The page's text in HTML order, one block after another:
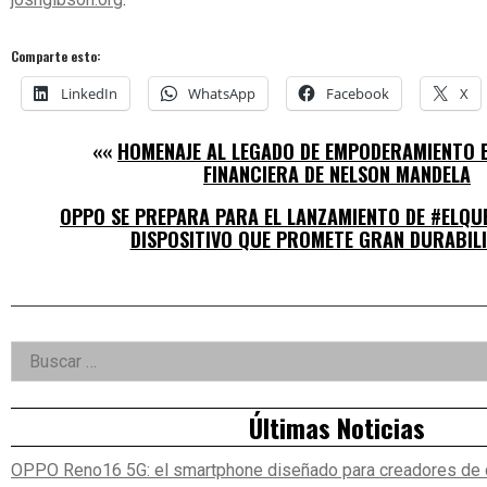
Comparte esto:
LinkedIn WhatsApp Facebook X
«« HOMENAJE AL LEGADO DE EMPODERAMIENTO
FINANCIERA DE NELSON MANDELA
OPPO SE PREPARA PARA EL LANZAMIENTO DE
DISPOSITIVO QUE PROMETE GRAN
Right
Asides
Buscar:
Últimas Noticias
OPPO Reno16 5G: el smartphone diseñado para creadores de